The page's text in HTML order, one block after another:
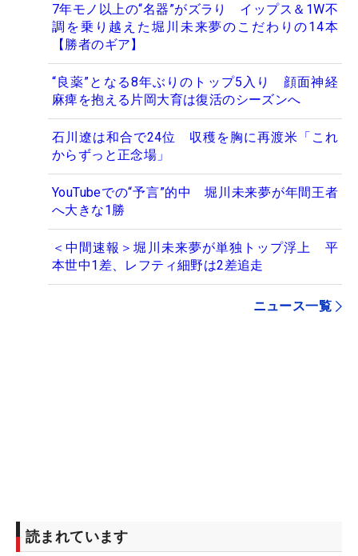
7年モノ以上の“名器”がズラり イップス＆1W不
調を乗り越えた堀川未来夢のこだわりの14本
【勝者のギア】
“良薬”となる8年ぶりのトップ5入り 顔面神経
麻痺を抱える片岡大育は復活のシーズンへ
石川遼は和合で24位 収穫を胸に再渡米「これ
からずっと正念場」
YouTubeでの“予言”的中 堀川未来夢が年間王者
へ大きな1勝
＜中間速報＞堀川未来夢が単独トップ浮上 平
本世中1差、レフティ細野は2差追走
ニュース一覧
読まれています